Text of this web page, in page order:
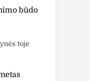
būdo
toje